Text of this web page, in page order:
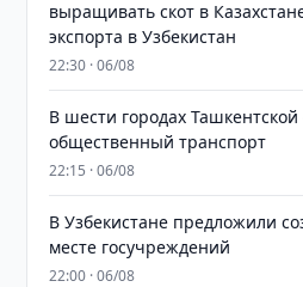
выращивать скот в
экспорта в Узбекистан
22:30 · 06/08
В шести городах Ташкентской
общественный транспорт
22:15 · 06/08
В Узбекистане предложили
месте госучреждений
22:00 · 06/08